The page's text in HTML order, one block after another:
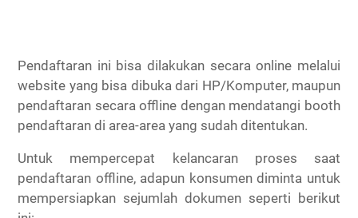
Pendaftaran ini bisa dilakukan secara online melalui
website yang bisa dibuka dari HP/Komputer, maupun
pendaftaran secara offline dengan mendatangi booth
pendaftaran di area-area yang sudah ditentukan.
Untuk mempercepat kelancaran proses saat
pendaftaran offline, adapun konsumen diminta untuk
mempersiapkan sejumlah dokumen seperti berikut